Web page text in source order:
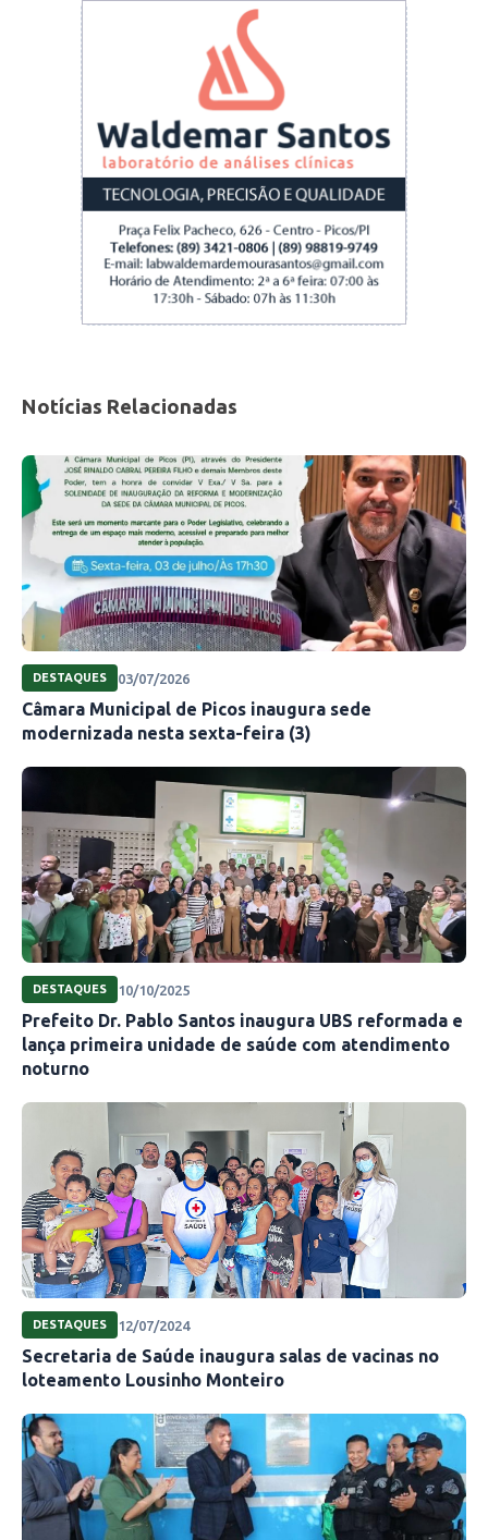
do mundo, são 14 filhos que o Elesbão tem
aqui e foi mais que merecido essa homenagem
ao meu avô”, afirmou o vereador.
significativo para a saúde pública local,
oferecendo à comunidade um acesso mais
facilitado a serviços médicos essenciais. Com a
nova unidade, a Prefeitura de Picos espera
melhorar a qualidade de vida dos moradores,
garantindo um atendimento digno e eficiente.
Notícias Relacionadas
DESTAQUES 03/07/2026
Câmara Municipal de Picos inaugura sede
modernizada nesta sexta-feira (3)
DESTAQUES 10/10/2025
Prefeito Dr. Pablo Santos inaugura UBS reformada e
lança primeira unidade de saúde com atendimento
noturno
DESTAQUES 12/07/2024
Secretaria de Saúde inaugura salas de vacinas no
loteamento Lousinho Monteiro